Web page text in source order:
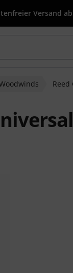
Versand
Reed